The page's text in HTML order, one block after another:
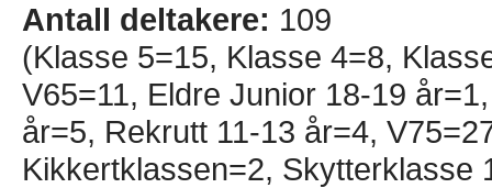
Antall deltakere: 109
(Klasse 5=15, Klasse 4=8,
V65=11, Eldre Junior 18-19
år=5, Rekrutt 11-13 år=4,
Kikkertklassen=2, Skytterklasse